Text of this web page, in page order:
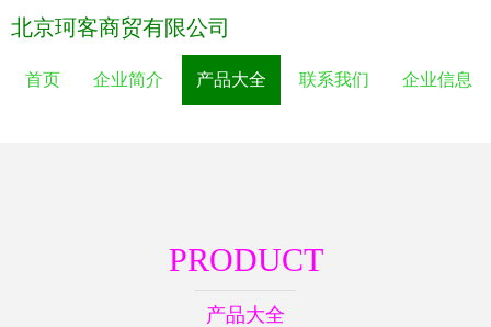
北京珂客商贸有限公司
首页 企业简介 产品大全 联系我们 企业信息
PRODUCT
产品大全